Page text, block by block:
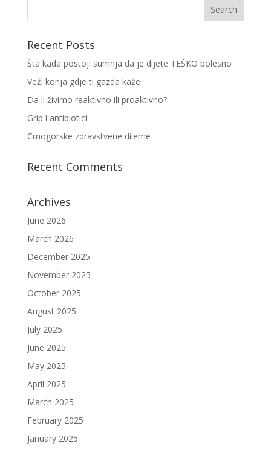
Recent Posts
Šta kada postoji sumnja da je dijete TEŠKO bolesno
Veži konja gdje ti gazda kaže
Da li živimo reaktivno ili proaktivno?
Grip i antibiotici
Crnogorske zdravstvene dileme
Recent Comments
Archives
June 2026
March 2026
December 2025
November 2025
October 2025
August 2025
July 2025
June 2025
May 2025
April 2025
March 2025
February 2025
January 2025